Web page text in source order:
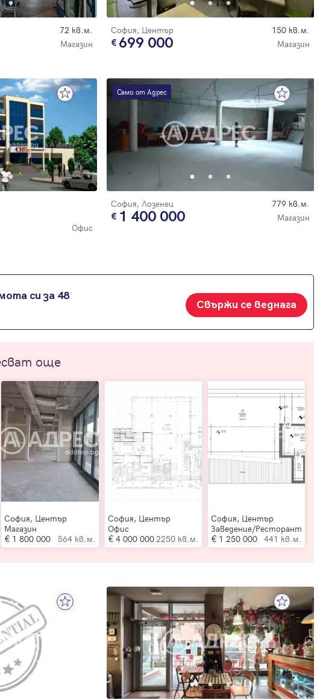
72 кв.м.
Магазин
София, Център 150 кв.м.
699 000 Магазин
Офис
Само от Адрес
София, Лозенец 779 кв.м.
1 400 000 Магазин
си за 48
Свържи се веднага
още
София, Център
Магазин
1 800 000
564 кв.м.
София, Център
Офис
4 000 0002250 кв.м.
София, Център
Заведение/Ресторант
1 250 000 441 кв.м.